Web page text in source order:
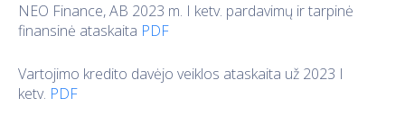
NEO Finance, AB 2023 m. I ketv. pardavimų ir tarpinė
finansinė ataskaita PDF
Vartojimo kredito davėjo veiklos ataskaita už 2023 I
ketv. PDF